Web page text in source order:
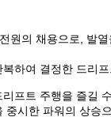
원의 채용으로, 발
하여 결정한 드리
프트 주행을 즐길
시한 파워의 상승